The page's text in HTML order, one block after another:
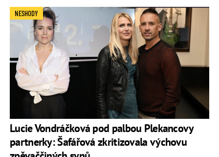
Lucie Vondráčková pod palbou Plekancovy
partnerky: Šafářová zkritizovala výchovu
NESHODY